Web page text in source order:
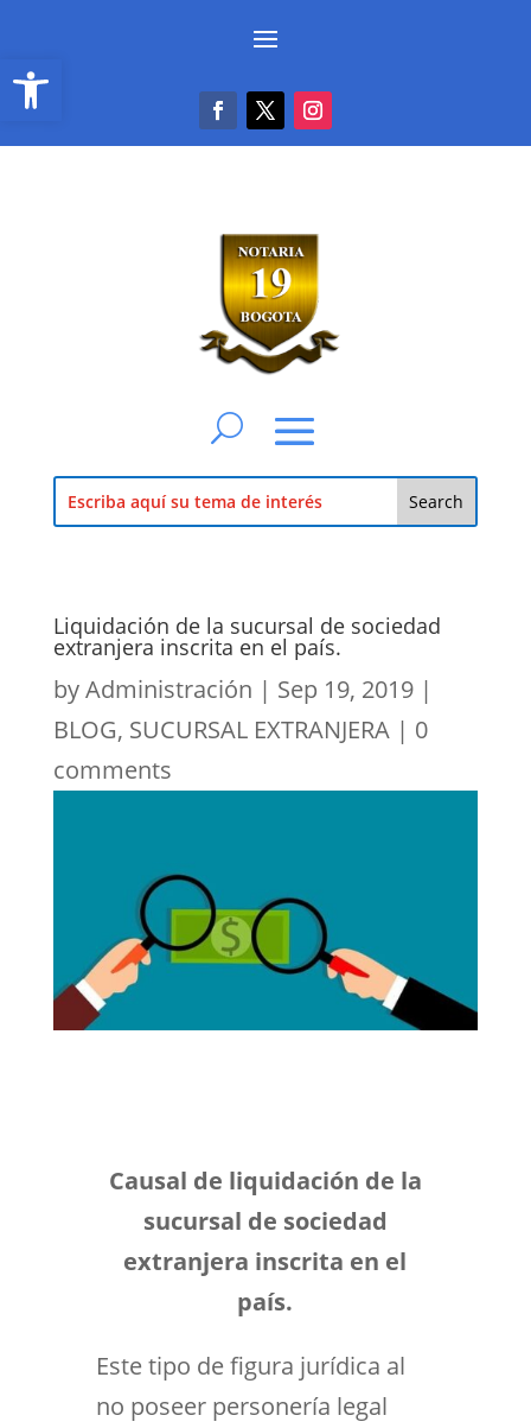
Abrir barra de herramientas
Liquidación de la sucursal de sociedad
extranjera inscrita en el país.
byAdministración | Sep 19, 2019|
BLOG, SUCURSAL EXTRANJERA| 0
comments
Causal de liquidación de la
sucursal de sociedad
extranjera inscrita en el
país.
Este tipo de figura jurídica al
no poseer personería legal